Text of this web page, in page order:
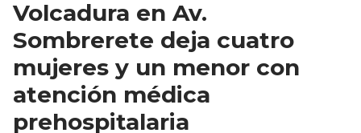
Volcadura en Av.
Sombrerete deja cuatro
mujeres y un menor con
atención médica
prehospitalaria